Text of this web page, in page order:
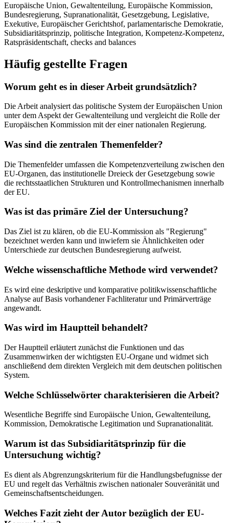
Europäische Union, Gewaltenteilung, Europäische Kommission,
Bundesregierung, Supranationalität, Gesetzgebung, Legislative,
Exekutive, Europäischer Gerichtshof, parlamentarische Demokratie,
Subsidiaritätsprinzip, politische Integration, Kompetenz-Kompetenz,
Ratspräsidentschaft, checks and balances
Häufig gestellte Fragen
Worum geht es in dieser Arbeit grundsätzlich?
Die Arbeit analysiert das politische System der Europäischen Union
unter dem Aspekt der Gewaltenteilung und vergleicht die Rolle der
Europäischen Kommission mit der einer nationalen Regierung.
Was sind die zentralen Themenfelder?
Die Themenfelder umfassen die Kompetenzverteilung zwischen den
EU-Organen, das institutionelle Dreieck der Gesetzgebung sowie
die rechtsstaatlichen Strukturen und Kontrollmechanismen innerhalb
der EU.
Was ist das primäre Ziel der Untersuchung?
Das Ziel ist zu klären, ob die EU-Kommission als "Regierung"
bezeichnet werden kann und inwiefern sie Ähnlichkeiten oder
Unterschiede zur deutschen Bundesregierung aufweist.
Welche wissenschaftliche Methode wird verwendet?
Es wird eine deskriptive und komparative politikwissenschaftliche
Analyse auf Basis vorhandener Fachliteratur und Primärverträge
angewandt.
Was wird im Hauptteil behandelt?
Der Hauptteil erläutert zunächst die Funktionen und das
Zusammenwirken der wichtigsten EU-Organe und widmet sich
anschließend dem direkten Vergleich mit dem deutschen politischen
System.
Welche Schlüsselwörter charakterisieren die Arbeit?
Wesentliche Begriffe sind Europäische Union, Gewaltenteilung,
Kommission, Demokratische Legitimation und Supranationalität.
Warum ist das Subsidiaritätsprinzip für die
Untersuchung wichtig?
Es dient als Abgrenzungskriterium für die Handlungsbefugnisse der
EU und regelt das Verhältnis zwischen nationaler Souveränität und
Gemeinschaftsentscheidungen.
Welches Fazit zieht der Autor bezüglich der EU-